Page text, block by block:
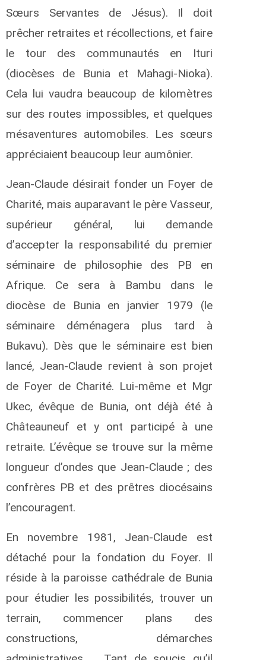
Sœurs Servantes de Jésus). Il doit
prêcher retraites et récollections, et faire
le tour des communautés en Ituri
(diocèses de Bunia et Mahagi-Nioka).
Cela lui vaudra beaucoup de kilomètres
sur des routes impossibles, et quelques
mésaventures automobiles. Les sœurs
appréciaient beaucoup leur aumônier.
Jean-Claude désirait fonder un Foyer de
Charité, mais auparavant le père Vasseur,
supérieur général, lui demande
d’accepter la responsabilité du premier
séminaire de philosophie des PB en
Afrique. Ce sera à Bambu dans le
diocèse de Bunia en janvier 1979 (le
séminaire déménagera plus tard à
Bukavu). Dès que le séminaire est bien
lancé, Jean-Claude revient à son projet
de Foyer de Charité. Lui-même et Mgr
Ukec, évêque de Bunia, ont déjà été à
Châteauneuf et y ont participé à une
retraite. L’évêque se trouve sur la même
longueur d’ondes que Jean-Claude ; des
confrères PB et des prêtres diocésains
l’encouragent.
En novembre 1981, Jean-Claude est
détaché pour la fondation du Foyer. Il
réside à la paroisse cathédrale de Bunia
pour étudier les possibilités, trouver un
terrain, commencer plans des
constructions, démarches